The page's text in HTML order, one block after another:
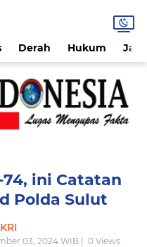
Derah Hukum
ini Catatan
Polda Sulut
03, 2024 WIB | 0 Views